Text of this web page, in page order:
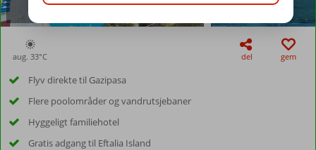
aug. 33°C del gem
Flyv direkte til Gazipasa
Flere poolområder og vandrutsjebaner
Hyggeligt familiehotel
Gratis adgang til Eftalia Island